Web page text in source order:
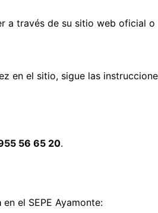
a través de su sitio web oficial
en el sitio, sigue las
56 65 20.
en el SEPE Ayamonte: